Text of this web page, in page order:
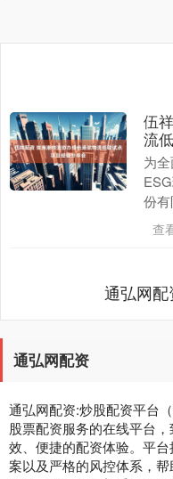
伍
流
为
份
份
物
查
通弘网
通弘网配资
通弘网配资:炒股配资平台
股票配资服务的在线平台
效、便捷的配资体验。平
案以及严格的风控体系，